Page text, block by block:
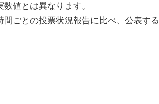
値とは異なります。
ごとの投票状況報告に比べ、公表する